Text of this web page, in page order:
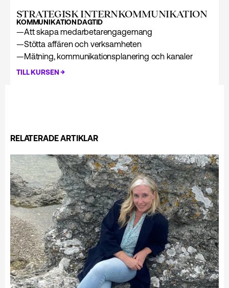
STRATEGISK INTERN­KOMMUNIKATION
KOMMUNIKATIONDAGTID
—Att skapa medarbetarengagemang
—Stötta affären och verksamheten
—Mätning, kommunikationsplanering och kanaler
TILL KURSEN→
RELATERADE ARTIKLAR